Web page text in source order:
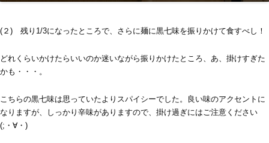
(２) 残り1/3になったところで、さらに麺に黒七味を振りかけて食すべし！
どれくらいかけたらいいのか迷いながら振りかけたところ、あ、掛けすぎた
かも・・・。
こちらの黒七味は思っていたよりスパイシーでした。良い味のアクセントに
なりますが、しっかり辛味がありますので、掛け過ぎにはご注意ください
(;・∀・)